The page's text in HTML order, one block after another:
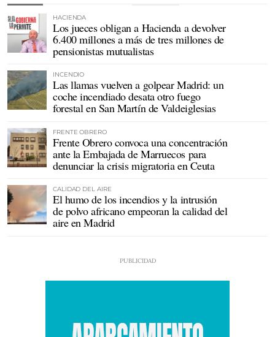
HACIENDA
Los jueces obligan a Hacienda a devolver
6.400 millones a más de tres millones de
pensionistas mutualistas
INCENDIO
Las llamas vuelven a golpear Madrid: un
coche incendiado desata otro fuego
forestal en San Martín de Valdeiglesias
FRENTE OBRERO
Frente Obrero convoca una concentración
ante la Embajada de Marruecos para
denunciar la crisis migratoria en Ceuta
CALIDAD DEL AIRE
El humo de los incendios y la intrusión
de polvo africano empeoran la calidad del
aire en Madrid